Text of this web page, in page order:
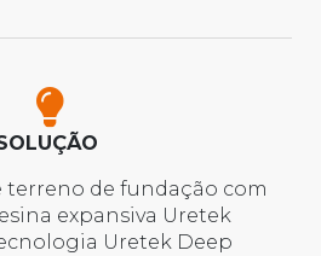
terreno de fundação com
expansiva Uretek
Uretek Deep